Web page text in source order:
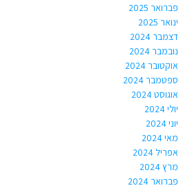
פברואר 2025
ינואר 2025
דצמבר 2024
נובמבר 2024
אוקטובר 2024
ספטמבר 2024
אוגוסט 2024
יולי 2024
יוני 2024
מאי 2024
אפריל 2024
מרץ 2024
פברואר 2024